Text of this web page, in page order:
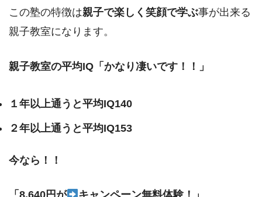
この塾の特徴は親子で楽しく笑顔で学ぶ事が出来る
親子教室になります。
親子教室の平均IQ「かなり凄いです！！」
１年以上通うと平均IQ140
２年以上通うと平均IQ153
今なら！！